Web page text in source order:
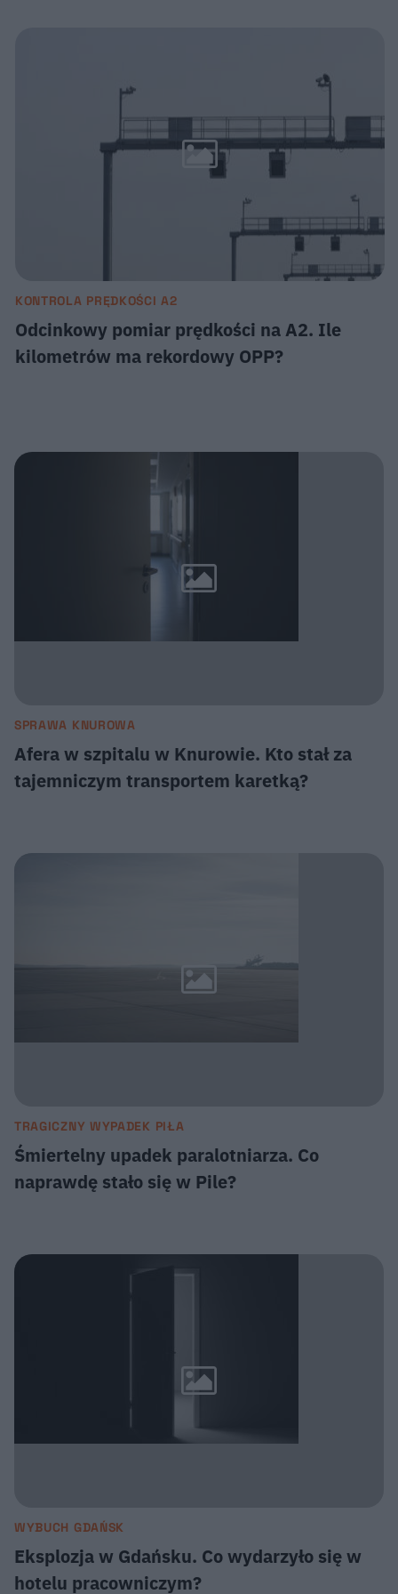
KONTROLA PRĘDKOŚCI A2
Odcinkowy pomiar prędkości na A2. Ile
kilometrów ma rekordowy OPP?
SPRAWA KNUROWA
Afera w szpitalu w Knurowie. Kto stał za
tajemniczym transportem karetką?
TRAGICZNY WYPADEK PIŁA
Śmiertelny upadek paralotniarza. Co
naprawdę stało się w Pile?
WYBUCH GDAŃSK
Eksplozja w Gdańsku. Co wydarzyło się w
hotelu pracowniczym?